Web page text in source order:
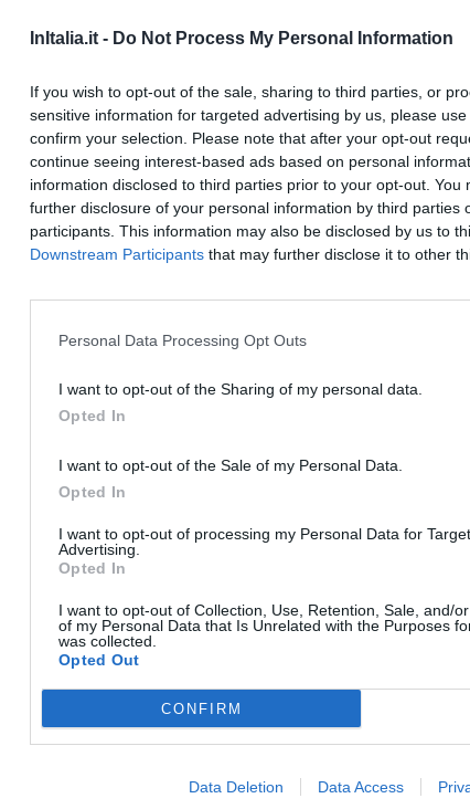
InItalia.it - Do Not Process My Personal Information
If you wish to opt-out of the sale, sharing to third parties, or
sensitive information for targeted advertising by us, please
confirm your selection. Please note that after your opt-out
continue seeing interest-based ads based on personal
information disclosed to third parties prior to your opt-out. You
further disclosure of your personal information by third parties
participants. This information may also be disclosed by us to
Downstream Participants that may further disclose it to other
Personal Data Processing Opt Outs
I want to opt-out of the Sharing of my personal data.
Opted In
I want to opt-out of the Sale of my Personal Data.
Opted In
I want to opt-out of processing my Personal Data for
Advertising.
Opted In
I want to opt-out of Collection, Use, Retention, Sale, and/
of my Personal Data that Is Unrelated with the Purposes
was collected.
Opted Out
CONFIRM
Data Deletion Data Access
Viale Di Coccia Di Morto 4,Fiumicino
Sleep and Fly Rome Airport Bed and
Fiumicino, en una posición estratégica
Parco Leonardo. Las habitaciones están dec...
¡Este hotel tiene TARIFAS PRIVADAS InItalia Club!
Seccy Hotel Boutique
El refinado Seccy Hotel Boutique se sitúa
internacional “Leonardo Da Vinci” y del
turismo cerca de la capital, el hotel...
El Ostia Antica Park Hotel & Spa disfruta
nueva feria de Roma, el nuevo puerto
Via Eraclito Di Efeso 23,Casal Palocco
El Hotel Giulietta e Romeo se encuentra en
a 10 minutos del mar. Inmerso en una